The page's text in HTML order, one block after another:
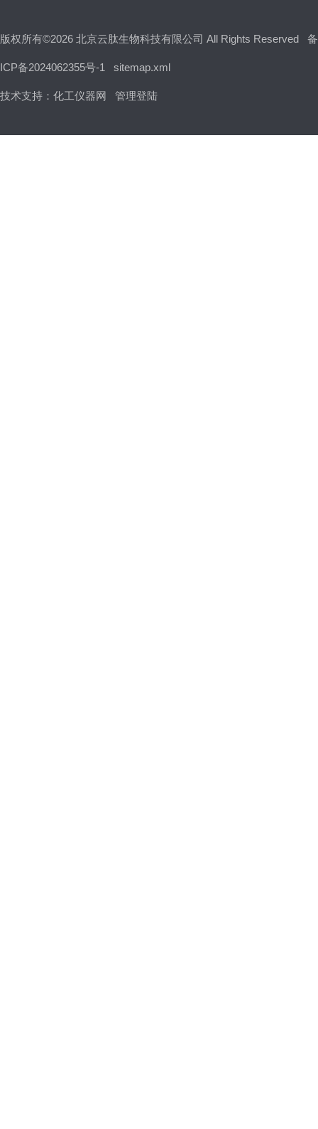
版权所有©2026 北京云肽生物科技有限公司 All Rights Reserved
ICP备2024062355号-1 sitemap.xml
技术支持： 化工仪器网 管理登陆